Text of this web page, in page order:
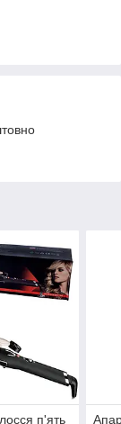
п'ять